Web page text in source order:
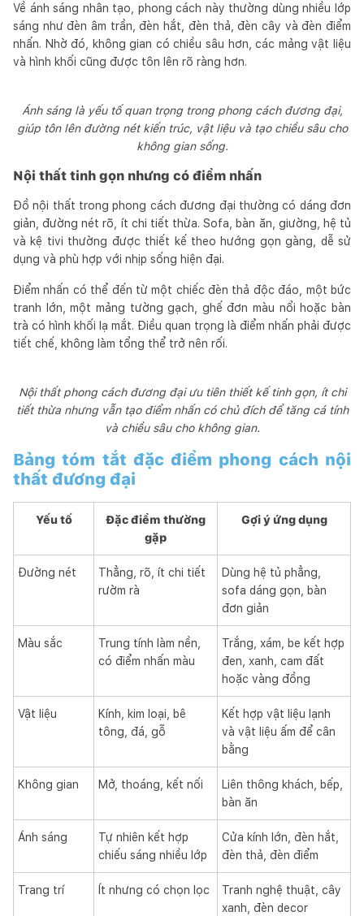
Về ánh sáng nhân tạo, phong cách này thường dùng nhiều lớp
sáng như đèn âm trần, đèn hắt, đèn thả, đèn cây và đèn điểm
nhấn. Nhờ đó, không gian có chiều sâu hơn, các mảng vật liệu
và hình khối cũng được tôn lên rõ ràng hơn.
Ánh sáng là yếu tố quan trọng trong phong cách đương đại,
giúp tôn lên đường nét kiến trúc, vật liệu và tạo chiều sâu cho
không gian sống.
Nội thất tinh gọn nhưng có điểm nhấn
Đồ nội thất trong phong cách đương đại thường có dáng đơn
giản, đường nét rõ, ít chi tiết thừa. Sofa, bàn ăn, giường, hệ tủ
và kệ tivi thường được thiết kế theo hướng gọn gàng, dễ sử
dụng và phù hợp với nhịp sống hiện đại.
Điểm nhấn có thể đến từ một chiếc đèn thả độc đáo, một bức
tranh lớn, một mảng tường gạch, ghế đơn màu nổi hoặc bàn
trà có hình khối lạ mắt. Điều quan trọng là điểm nhấn phải được
tiết chế, không làm tổng thể trở nên rối.
Nội thất phong cách đương đại ưu tiên thiết kế tinh gọn, ít chi
tiết thừa nhưng vẫn tạo điểm nhấn có chủ đích để tăng cá tính
và chiều sâu cho không gian.
Bảng tóm tắt đặc điểm phong cách nội
thất đương đại
Yếu tố
Đặc điểm thường
gặp
Gợi ý ứng dụng
Đường nét
Thẳng, rõ, ít chi tiết
rườm rà
Dùng hệ tủ phẳng,
sofa dáng gọn, bàn
đơn giản
Màu sắc
Trung tính làm nền,
có điểm nhấn màu
Trắng, xám, be kết hợp
đen, xanh, cam đất
hoặc vàng đồng
Vật liệu
Kính, kim loại, bê
tông, đá, gỗ
Kết hợp vật liệu lạnh
và vật liệu ấm để cân
bằng
Không gian Mở, thoáng, kết nối
Liên thông khách, bếp,
bàn ăn
Ánh sáng
Tự nhiên kết hợp
chiếu sáng nhiều lớp
Cửa kính lớn, đèn hắt,
đèn thả, đèn điểm
Trang trí Ít nhưng có chọn lọc
Tranh nghệ thuật, cây
xanh, đèn decor